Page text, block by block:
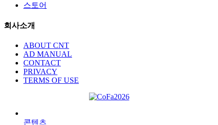
스토어
회사소개
ABOUT CNT
AD MANUAL
CONTACT
PRIVACY
TERMS OF USE
콘텐츠